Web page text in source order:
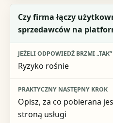
Czy firma łączy
sprzedawców na
Ryzyko rośnie
Opisz, za co pobierana
stroną usługi